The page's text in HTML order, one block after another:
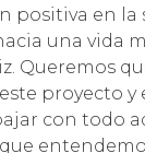
positiva en la
una vida
Queremos
proyecto y
con todo
que